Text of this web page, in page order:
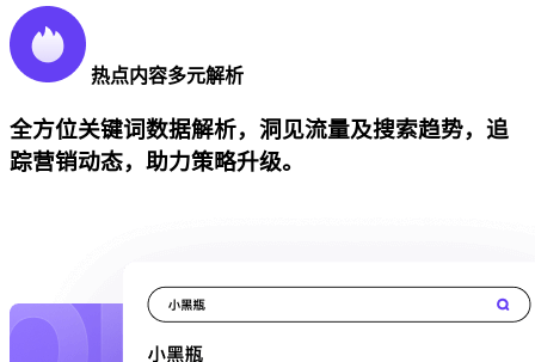
热点内容多元解析
全方位关键词数据解析，洞见流量及搜索趋势，追
踪营销动态，助力策略升级。